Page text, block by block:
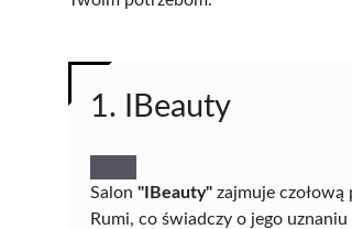
1. IBeauty
Salon "IBeauty" zajmuje
Rumi, co świadczy o jego